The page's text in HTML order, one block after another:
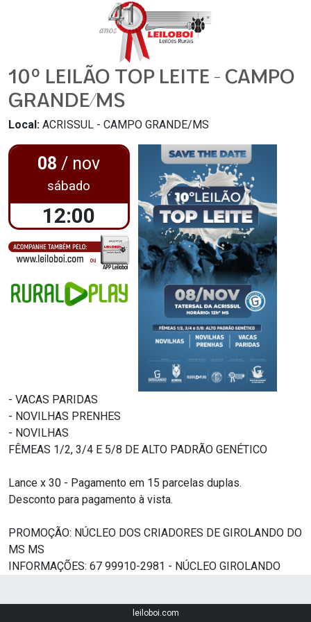
10º LEILÃO TOP LEITE - CAMPO
GRANDE/MS
Local: ACRISSUL - CAMPO GRANDE/MS
08/ nov
sábado
12:00
- VACAS PARIDAS
- NOVILHAS PRENHES
- NOVILHAS
FÊMEAS 1/2, 3/4 E 5/8 DE ALTO PADRÃO GENÉTICO
Lance x 30 - Pagamento em 15 parcelas duplas.
Desconto para pagamento à vista.
PROMOÇÃO: NÚCLEO DOS CRIADORES DE GIROLANDO DO
MS MS
INFORMAÇÕES: 67 99910-2981 - NÚCLEO GIROLANDO
leiloboi.com